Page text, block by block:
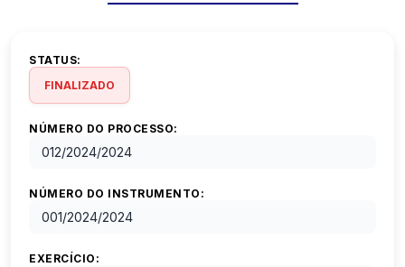
STATUS:
FINALIZADO
NÚMERO DO PROCESSO:
012/2024/2024
NÚMERO DO INSTRUMENTO:
001/2024/2024
EXERCÍCIO: